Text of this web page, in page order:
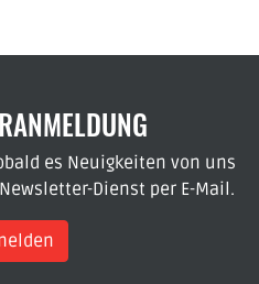
es Neuigkeiten von uns
Dienst per E-Mail.